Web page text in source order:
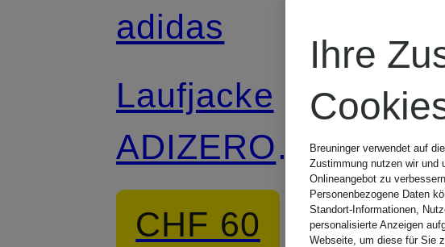
adidas
Laufjacke
ADIZERO
ARCHIVE
CHF 60
Ihre
Breuninger verwendet auf
Zustimmung nutzen wir und
Onlineangebot zu
Personenbezogene Daten
Standort-Informationen,
personalisierte Anzeigen
Webseite, um diese für Sie